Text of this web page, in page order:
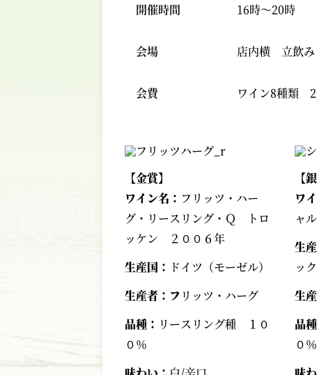
開催時間 16時～20時
会場 店内横 立飲み
会費 ワイン8種類
【金賞】
ワイン名： フリッツ・ハー
グ・リースリング・Ｑ トロ
ッケン ２００６年
生産国： ドイツ（モーゼル）
生産者：フ リッツ・ハーグ
品種： リースリング種 １０
０％
【
ワ
ャ
生
ッ
生
品
０％